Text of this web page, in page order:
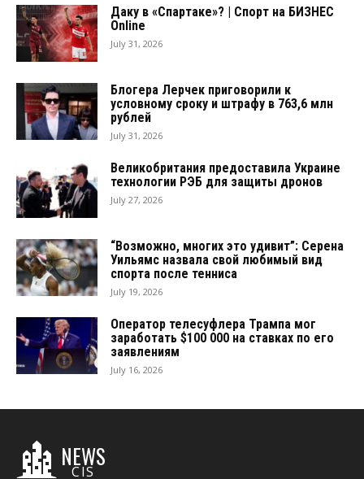
Даку в «Спартаке»? | Спорт на БИЗНЕС
Online
July 31, 2026
Блогера Лерчек приговорили к
условному сроку и штрафу в 763,6 млн
рублей
July 31, 2026
Великобритания предоставила Украине
технологии РЭБ для защиты дронов
July 27, 2026
“Возможно, многих это удивит”: Серена
Уильямс назвала свой любимый вид
спорта после тенниса
July 19, 2026
Оператор телесуфлера Трампа мог
заработать $100 000 на ставках по его
заявлениям
July 16, 2026
NEWS
CIS